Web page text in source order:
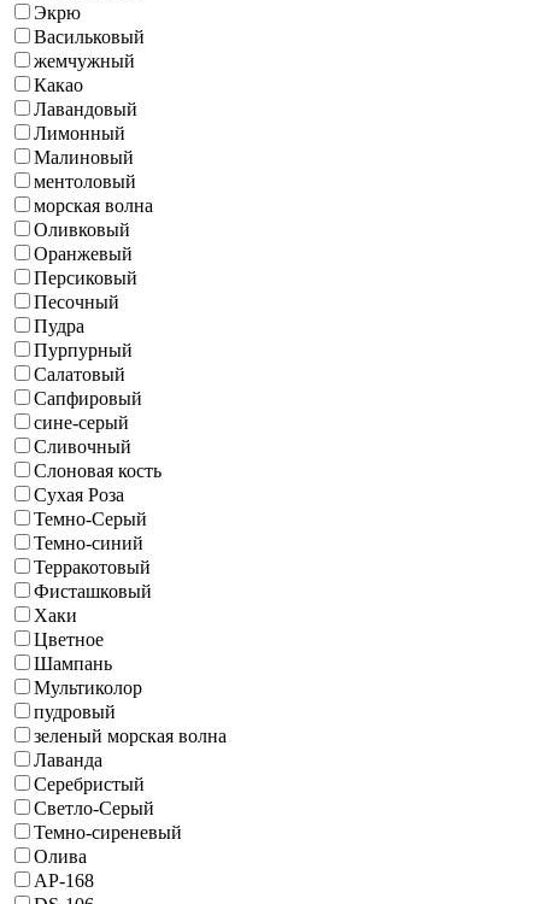
Экрю
Васильковый
жемчужный
Какао
Лавандовый
Лимонный
Малиновый
ментоловый
морская волна
Оливковый
Оранжевый
Персиковый
Песочный
Пудра
Пурпурный
Салатовый
Сапфировый
сине-серый
Сливочный
Слоновая кость
Сухая Роза
Темно-Серый
Темно-синий
Терракотовый
Фисташковый
Хаки
Цветное
Шампань
Мультиколор
пудровый
зеленый морская волна
Лаванда
Серебристый
Светло-Серый
Темно-сиреневый
Олива
AP-168